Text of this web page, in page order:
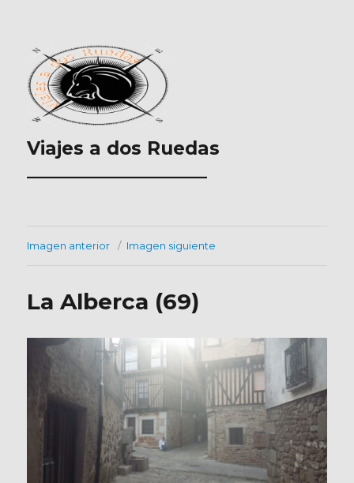
Viajes a dos Ruedas
___________________
Imagen anterior Imagen siguiente
La Alberca (69)